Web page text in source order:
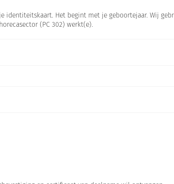
identiteitskaart. Het begint met je geboortejaar. Wij
(PC 302) werkt(e).